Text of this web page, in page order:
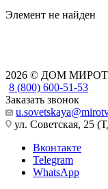
Элемент не найден
2026 © ДОМ
8 (800) 600-51-53
Заказать звонок
ул. Советская, 25
Вконтакте
Telegram
WhatsApp